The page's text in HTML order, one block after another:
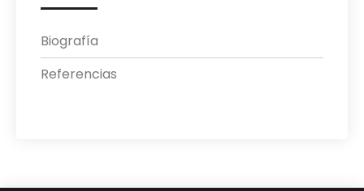
Biografía
Referencias